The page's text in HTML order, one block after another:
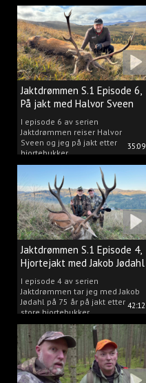
35:09
Jaktdrømmen S.1 Episode 6,
På jakt med Halvor Sveen
I episode 6 av serien
Jaktdrømmen reiser Halvor
Sveen og jeg på jakt etter
hjortebukker.
42:12
Jaktdrømmen S.1 Episode 4,
Hjortejakt med Jakob Jødahl
I episode 4 av serien
Jaktdrømmen tar jeg med Jakob
Jødahl på 75 år på jakt etter
store hjortebukker.